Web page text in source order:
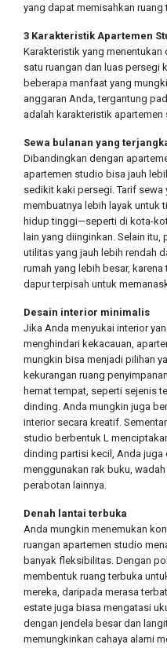
yang dapat memisahkan ruang
3 Karakteristik Apartemen
Karakteristik yang
satu ruangan dan luas persegi
beberapa manfaat yang
anggaran Anda, tergantung
adalah karakteristik apartemen
Sewa bulanan yang
Dibandingkan dengan
apartemen studio bisa jauh
sedikit kaki persegi. Tarif
membuatnya lebih layak untuk
hidup tinggi—seperti di kota-
lain yang diinginkan. Selain itu,
utilitas yang jauh lebih rendah
rumah yang lebih besar,
dapur terpisah untuk
Desain interior minimalis
Jika Anda menyukai interior
menghindari kekacauan,
mungkin bisa menjadi pilihan
kekurangan ruang
hemat tempat, seperti sejenis
dinding. Anda mungkin juga
interior secara kreatif.
studio berbentuk L
dinding partisi kecil, Anda
menggunakan rak buku,
perabotan lainnya.
Denah lantai terbuka
Anda mungkin menemukan
ruangan apartemen studio
banyak fleksibilitas. Dengan
membentuk ruang terbuka
mereka, daripada merasa
estate juga biasa mengatasi
dengan jendela besar dan
memungkinkan cahaya alami